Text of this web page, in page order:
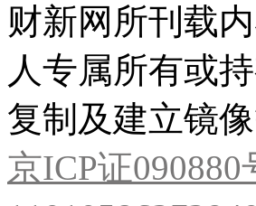
财新网所刊载
人专属所有或
复制及建立镜
京ICP证090880